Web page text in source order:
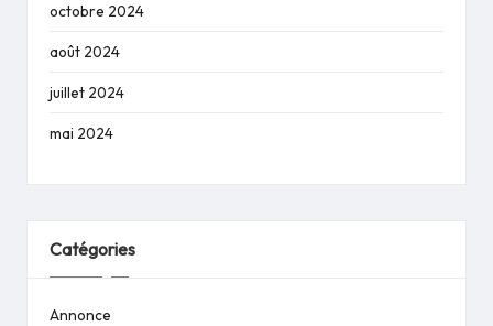
octobre 2024
août 2024
juillet 2024
mai 2024
Catégories
Annonce